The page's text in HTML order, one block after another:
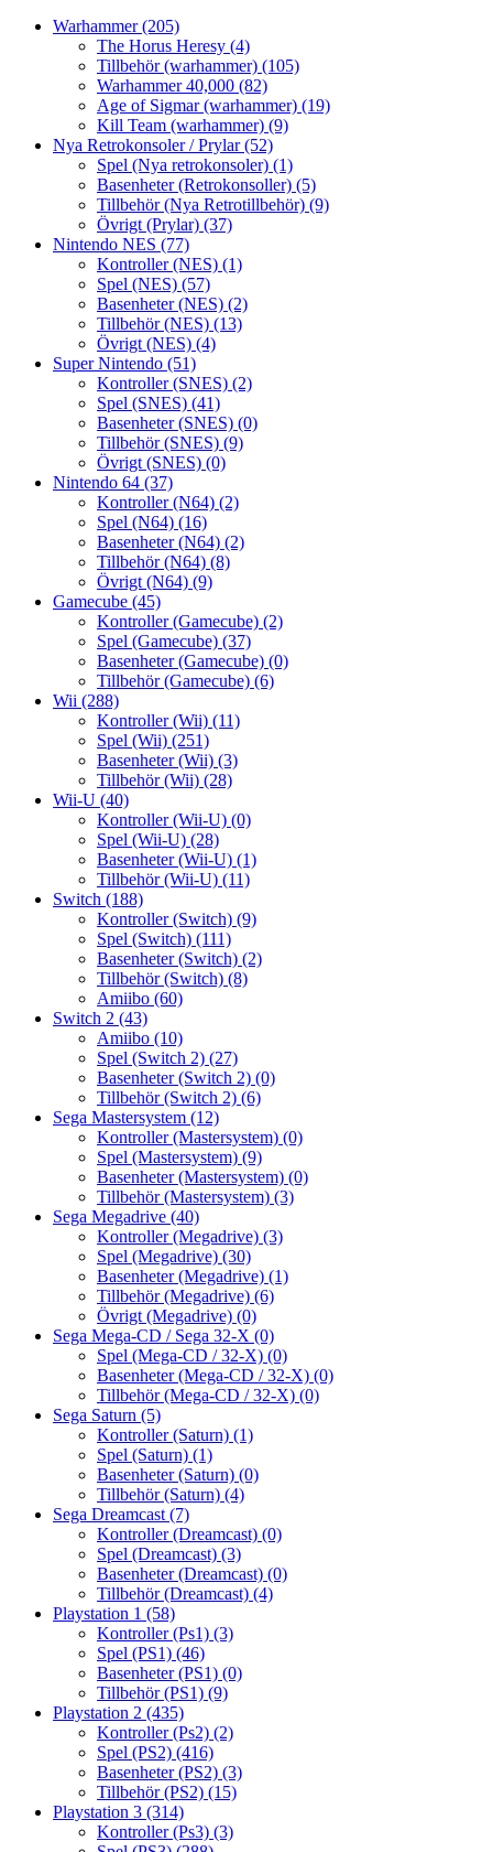
Warhammer(205)
The Horus Heresy (4)
Tillbehör (warhammer) (105)
Warhammer 40,000 (82)
Age of Sigmar (warhammer) (19)
Kill Team (warhammer) (9)
Nya Retrokonsoler / Prylar(52)
Spel (Nya retrokonsoler) (1)
Basenheter (Retrokonsoller) (5)
Tillbehör (Nya Retrotillbehör) (9)
Övrigt (Prylar) (37)
Nintendo NES (77)
Kontroller (NES) (1)
Spel (NES) (57)
Basenheter (NES) (2)
Tillbehör (NES) (13)
Övrigt (NES) (4)
Super Nintendo (51)
Kontroller (SNES) (2)
Spel (SNES) (41)
Basenheter (SNES) (0)
Tillbehör (SNES) (9)
Övrigt (SNES) (0)
Nintendo 64 (37)
Kontroller (N64) (2)
Spel (N64) (16)
Basenheter (N64) (2)
Tillbehör (N64) (8)
Övrigt (N64) (9)
Gamecube (45)
Kontroller (Gamecube) (2)
Spel (Gamecube) (37)
Basenheter (Gamecube) (0)
Tillbehör (Gamecube) (6)
Wii (288)
Kontroller (Wii) (11)
Spel (Wii) (251)
Basenheter (Wii) (3)
Tillbehör (Wii) (28)
Wii-U (40)
Kontroller (Wii-U) (0)
Spel (Wii-U) (28)
Basenheter (Wii-U) (1)
Tillbehör (Wii-U) (11)
Switch (188)
Kontroller (Switch) (9)
Spel (Switch) (111)
Basenheter (Switch) (2)
Tillbehör (Switch) (8)
Amiibo (60)
Switch 2 (43)
Amiibo (10)
Spel (Switch 2) (27)
Basenheter (Switch 2) (0)
Tillbehör (Switch 2) (6)
Sega Mastersystem (12)
Kontroller (Mastersystem) (0)
Spel (Mastersystem) (9)
Basenheter (Mastersystem) (0)
Tillbehör (Mastersystem) (3)
Sega Megadrive (40)
Kontroller (Megadrive) (3)
Spel (Megadrive) (30)
Basenheter (Megadrive) (1)
Tillbehör (Megadrive) (6)
Övrigt (Megadrive) (0)
Sega Mega-CD / Sega 32-X (0)
Spel (Mega-CD / 32-X) (0)
Basenheter (Mega-CD / 32-X) (0)
Tillbehör (Mega-CD / 32-X) (0)
Sega Saturn (5)
Kontroller (Saturn) (1)
Spel (Saturn) (1)
Basenheter (Saturn) (0)
Tillbehör (Saturn) (4)
Sega Dreamcast (7)
Kontroller (Dreamcast) (0)
Spel (Dreamcast) (3)
Basenheter (Dreamcast) (0)
Tillbehör (Dreamcast) (4)
Playstation 1 (58)
Kontroller (Ps1) (3)
Spel (PS1) (46)
Basenheter (PS1) (0)
Tillbehör (PS1) (9)
Playstation 2 (435)
Kontroller (Ps2) (2)
Spel (PS2) (416)
Basenheter (PS2) (3)
Tillbehör (PS2) (15)
Playstation 3 (314)
Kontroller (Ps3) (3)